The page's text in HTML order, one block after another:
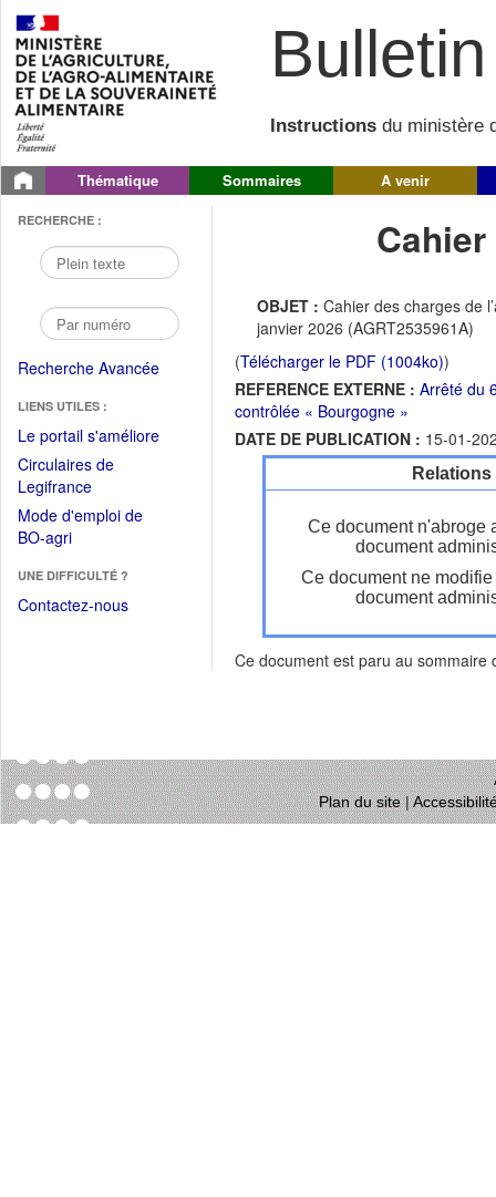
Instructions du ministère
Thématique Sommaires A venir
RECHERCHE :
Recherche Avancée
LIENS UTILES :
Le portail s'améliore(Fichier
Circulaires de
Legifrance(Ouvrir
dans
une
fenêtre)
Mode d'emploi de
BO-agri(Ouvrir
une
nouvelle
UNE DIFFICULTÉ ?
Contactez-nous
OBJET : Cahier des charges de
janvier 2026 (AGRT2535961A)
(Télécharger le PDF (1004ko))
REFERENCE EXTERNE : Arrêté du
contrôlée « Bourgogne »
DATE DE PUBLICATION : 15-01-
Ce document n'abroge
document
Ce document ne
document
Ce document est paru au sommaire
Plan du site|